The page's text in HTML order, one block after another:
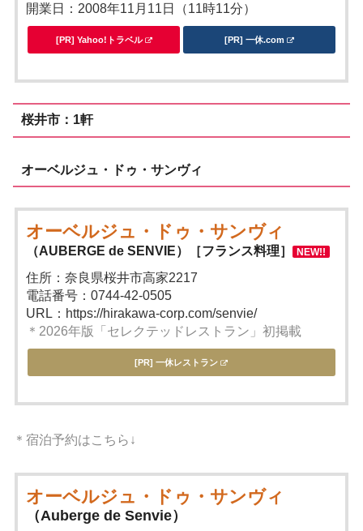
開業日：2008年11月11日（11時11分）
[PR] Yahoo!トラベル [PR] 一休.com
桜井市：1軒
オーベルジュ・ドゥ・サンヴィ
オーベルジュ・ドゥ・サンヴィ
（AUBERGE de SENVIE）［フランス料理］ NEW!!
住所：奈良県桜井市高家2217
電話番号：0744-42-0505
URL：https://hirakawa-corp.com/senvie/
＊2026年版「セレクテッドレストラン」初掲載
[PR] 一休レストラン
＊宿泊予約はこちら↓
オーベルジュ・ドゥ・サンヴィ
（Auberge de Senvie）